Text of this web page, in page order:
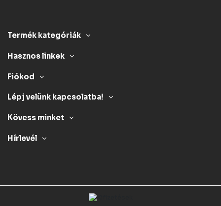
Termék kategóriák
Hasznos linkek
Fiókod
Lépj velünk kapcsolatba!
Kövess minket
Hírlevél